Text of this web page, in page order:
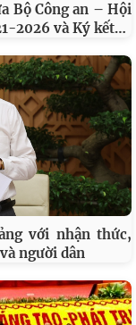
Bộ Công an – Hội
2026 và Ký kết…
với nhận thức,
người dân